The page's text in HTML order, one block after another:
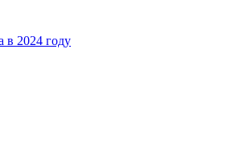
2024 году